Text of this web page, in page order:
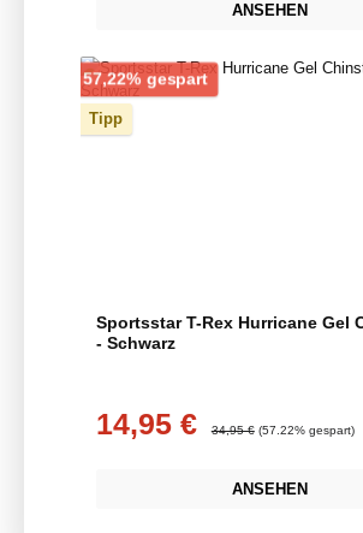
ANSEHEN
57,22% gespartRabatt
Tipp
Sportsstar T-Rex Hurricane Gel
- Schwarz
Verkaufspreis:
14,95 € 34,95 € (57.22% gespart)
ANSEHEN